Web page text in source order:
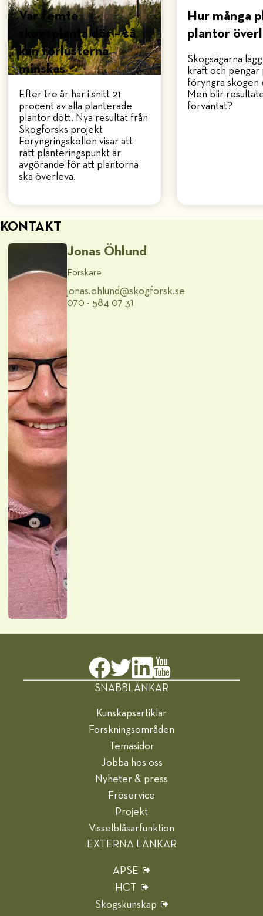
Var femte
skogsplanta dör – så
kan förlusterna
minskas
Efter tre år har i snitt 21
procent av alla planterade
plantor dött. Nya resultat från
Skogforsks projekt
Föryngringskollen visar att
rätt planteringspunkt är
avgörande för att plantorna
ska överleva.
Hur många
plantor
Skogsägarna
kraft och pengar
föryngra skogen
Men blir
förväntat?
KONTAKT
Jonas Öhlund
Forskare
jonas.ohlund@​skogforsk.se
070 - 584 07 31
SNABBLÄNKAR
Kunskapsartiklar
Forskningsområden
Temasidor
Jobba hos oss
Nyheter & press
Fröservice
Projekt
Visselblåsarfunktion
EXTERNA LÄNKAR
APSE
HCT
Skogskunskap